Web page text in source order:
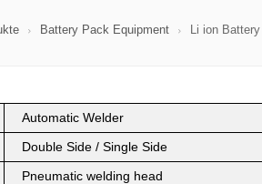
Battery Pack Equipment Li ion
Automatic Welder
Double Side / Single Side
Pneumatic welding head